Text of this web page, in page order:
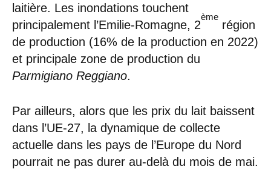
laitière. Les inondations touchent
principalement l’Emilie-Romagne, 2
ème
région
de production (16% de la production en 2022)
et principale zone de production du
Parmigiano Reggiano.
Par ailleurs, alors que les prix du lait baissent
dans l’UE-27, la dynamique de collecte
actuelle dans les pays de l’Europe du Nord
pourrait ne pas durer au-delà du mois de mai.